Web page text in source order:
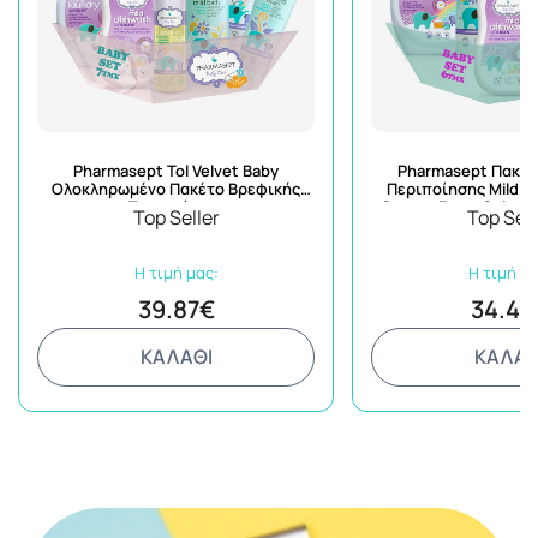
Pharmasept Tol Velvet Baby
Ολοκληρωμένο Πακέτο Βρεφικής
Περιποίησης
Top Seller
Η τιμή μας:
39.87€
ΚΑΛΑΘΙ
Pharmasept
Περιποίησης Mild
Cream+Extra Calm
Top
Η τιμή